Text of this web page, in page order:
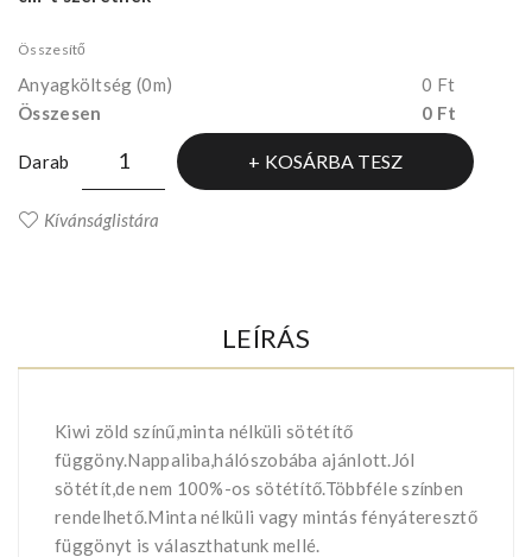
Összesítő
Anyagköltség (0m)
0 Ft
Összesen
0 Ft
Darab KOSÁRBA TESZ
Kívánságlistára
LEÍRÁS
Kiwi zöld színű,minta nélküli sötétítő
függöny.Nappaliba,hálószobába ajánlott.Jól
sötétít,de nem 100%-os sötétítő.Többféle színben
rendelhető.Minta nélküli vagy mintás fényáteresztő
függönyt is választhatunk mellé.